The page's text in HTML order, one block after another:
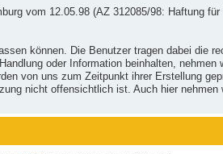
vom 12.05.98 (AZ 312085/98: Haftung
können. Die Benutzer tragen dabei die
oder Information beinhalten,
von uns zum Zeitpunkt ihrer Erstellung
nicht offensichtlich ist. Auch hier